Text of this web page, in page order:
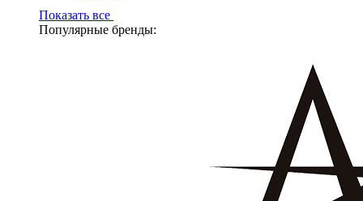
Показать все
Популярные бренды: